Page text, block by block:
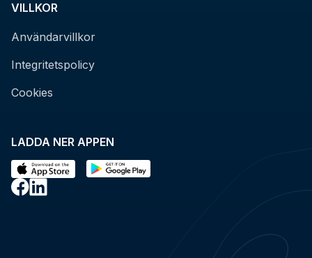
LADDA NER APPEN
VILLKOR
Användarvillkor
Integritetspolicy
Cookies